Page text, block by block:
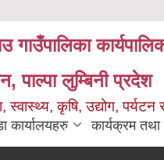
गाउँपालिका
पाल्पा लुम्बिनी प्रदेश
स्वास्थ्य, कृषि, उद्योग,
कार्यालयहरु कार्यक्रम तथा